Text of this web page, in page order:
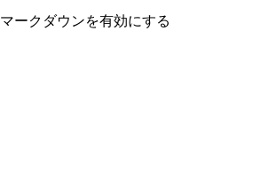
マークダウンを有効にする